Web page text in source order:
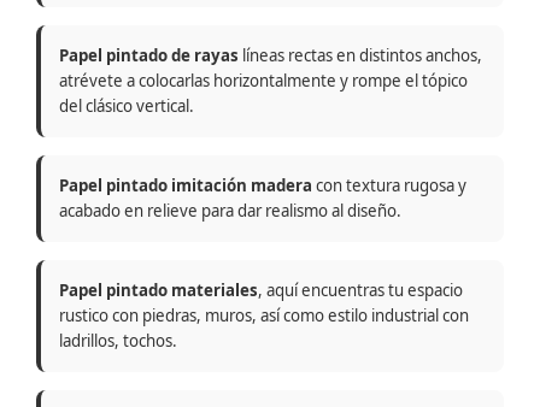
Papel pintado de rayas líneas rectas en distintos anchos,
atrévete a colocarlas horizontalmente y rompe el tópico
del clásico vertical.
Papel pintado imitación madera con textura rugosa y
acabado en relieve para dar realismo al diseño.
Papel pintado materiales, aquí encuentras tu espacio
rustico con piedras, muros, así como estilo industrial con
ladrillos, tochos.